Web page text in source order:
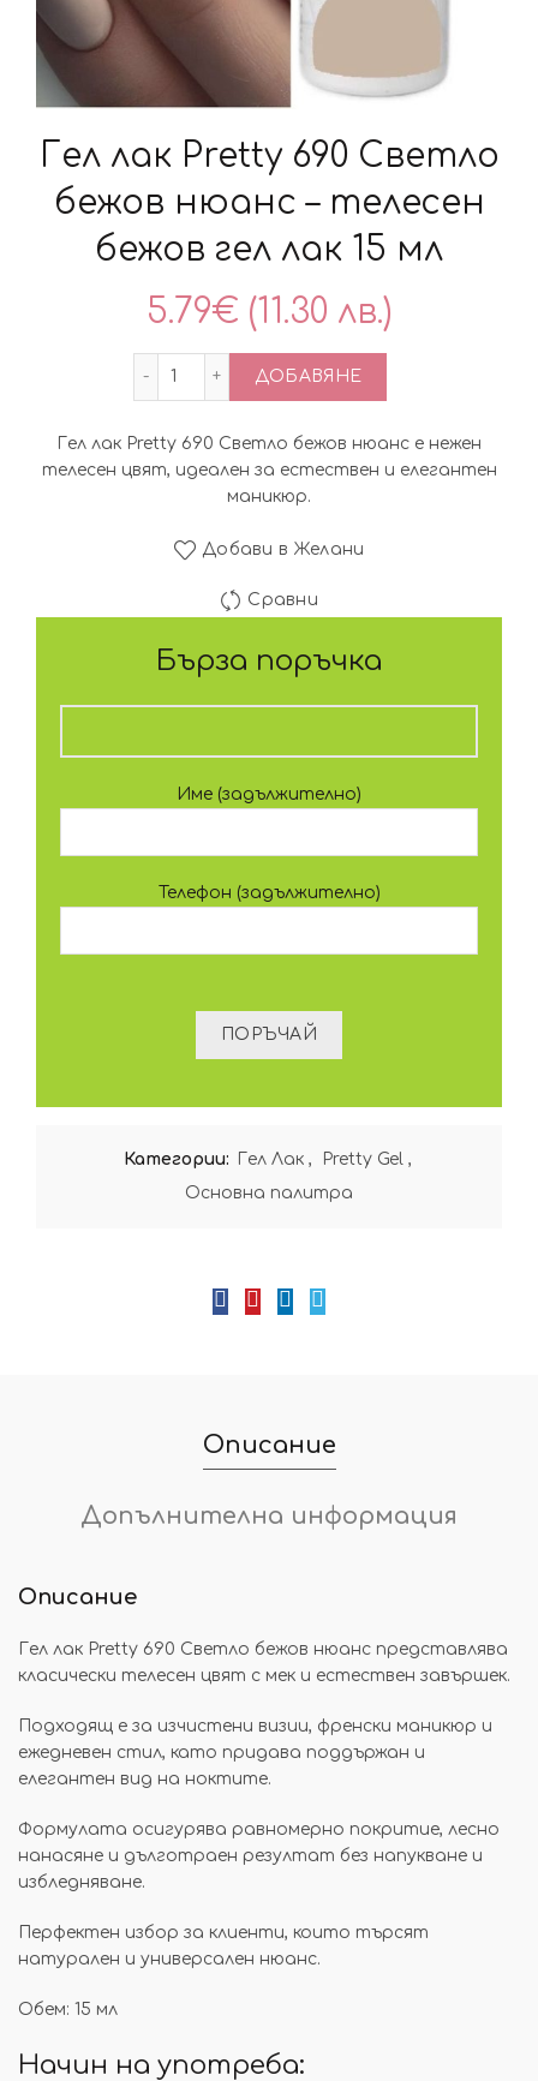
Гел лак Pretty 690 Светло
бежов нюанс – телесен
бежов гел лак 15 мл
5.79€ (11.30 лв.)
количество за Гел лак Pretty 690
ДОБАВЯНЕ
Гел лак Pretty 690 Светло бежов нюанс е нежен
телесен цвят, идеален за естествен и елегантен
маникюр.
Добави в Желани
Сравни
Бърза поръчка
Име (задължително)
Телефон (задължително)
Категории: Гел Лак , Pretty Gel ,
Oсновна палитра
Описание
Допълнителна информация
Описание
Гел лак Pretty 690 Светло бежов нюанс представлява
класически телесен цвят с мек и естествен завършек.
Подходящ е за изчистени визии, френски маникюр и
ежедневен стил, като придава поддържан и
елегантен вид на ноктите.
Формулата осигурява равномерно покритие, лесно
нанасяне и дълготраен резултат без напукване и
избледняване.
Перфектен избор за клиенти, които търсят
натурален и универсален нюанс.
Обем: 15 мл
Начин на употреба: